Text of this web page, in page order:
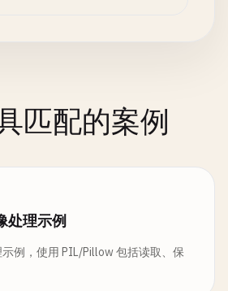
匹配的案例
处理示例
例，使用 PIL/Pillow 包括读取、保